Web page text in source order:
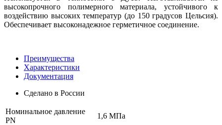
высокопрочного полимерного материала, устойчивого к
воздействию высоких температур (до 150 градусов Цельсия).
Обеспечивает высоконадежное герметичное соединение.
Преимущества
Характеристики
Документация
Сделано в России
Номинальное давление
PN
1,6 МПа